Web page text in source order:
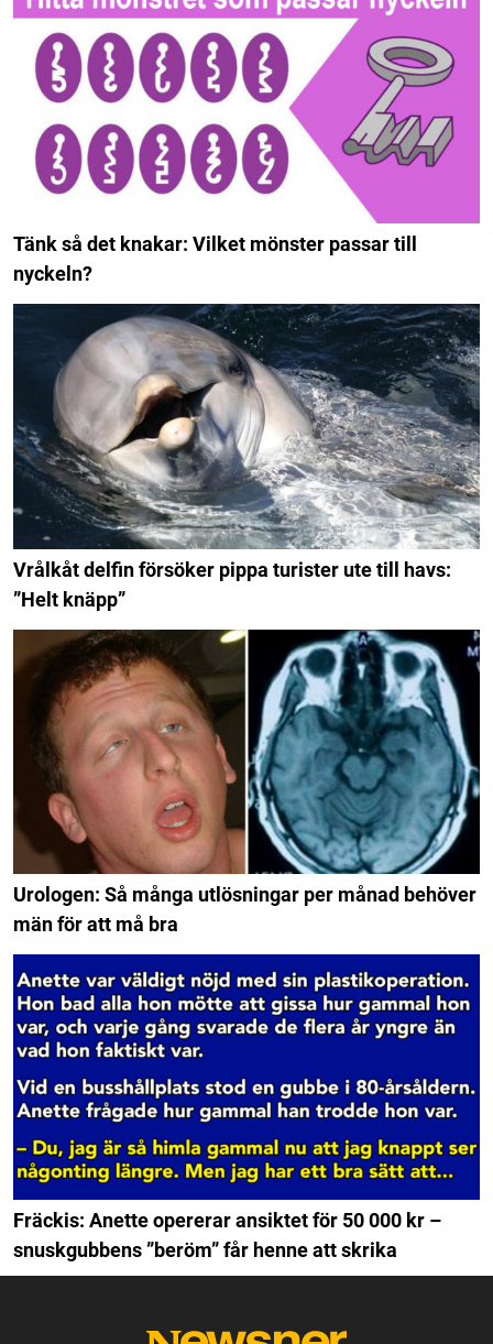
Tänk så det knakar: Vilket mönster passar till
nyckeln?
Vrålkåt delfin försöker pippa turister ute till havs:
”Helt knäpp”
Urologen: Så många utlösningar per månad behöver
män för att må bra
Fräckis: Anette opererar ansiktet för 50 000 kr –
snuskgubbens ”beröm” får henne att skrika